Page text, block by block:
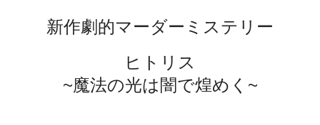
新作劇的マーダーミステリー
ヒトリス
~魔法の光は闇で煌めく~